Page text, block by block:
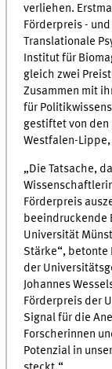
verliehen.
Förderpreis -
Translationale
Institut für
gleich zwei
Zusammen mit
für
gestiftet von den
Westfalen-
„Die Tatsache,
Förderpreis
beeindruckende
Universität
Stärke“, betonte
der
Johannes
Förderpreis der
Signal für die
Forscherinnen
Potenzial in